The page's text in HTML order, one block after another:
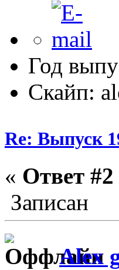
Год
Скайп:
Re: Выпуск
« Ответ #2
Записан
Alex